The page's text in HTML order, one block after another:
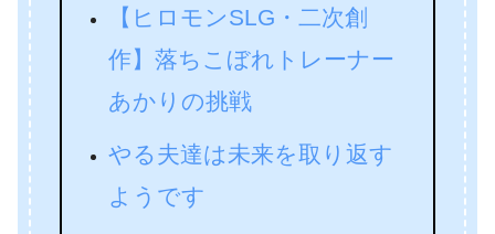
【ヒロモンSLG・二次創
作】落ちこぼれトレーナー
あかりの挑戦
やる夫達は未来を取り返す
ようです